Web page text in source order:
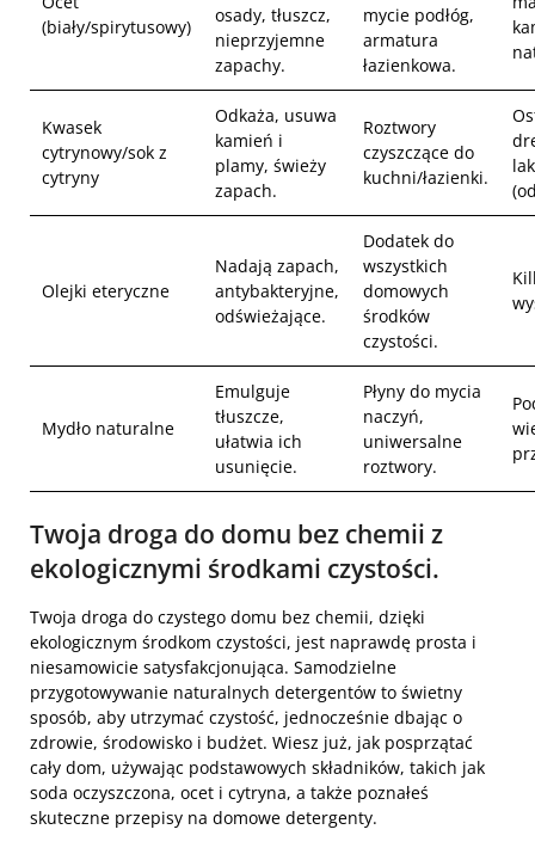
(biały/spirytusowy)
osady, tłuszcz,
nieprzyjemne
zapachy.
mycie podłóg,
armatura
łazienkowa.
Kwasek
cytrynowy/sok z
cytryny
Odkaża, usuwa
kamień i
plamy, świeży
zapach.
Roztwory
czyszczące do
kuchni/łazienki.
Olejki eteryczne
Nadają zapach,
antybakteryjne,
odświeżające.
Dodatek do
wszystkich
domowych
środków
czystości.
Mydło naturalne
Emulguje
tłuszcze,
ułatwia ich
usunięcie.
Płyny do mycia
naczyń,
uniwersalne
roztwory.
Twoja droga do domu bez chemii z
ekologicznymi środkami czystości.
Twoja droga do czystego domu bez chemii, dzięki
ekologicznym środkom czystości, jest naprawdę prosta i
niesamowicie satysfakcjonująca. Samodzielne
przygotowywanie naturalnych detergentów to świetny
sposób, aby utrzymać czystość, jednocześnie dbając o
zdrowie, środowisko i budżet. Wiesz już, jak posprzątać
cały dom, używając podstawowych składników, takich jak
soda oczyszczona, ocet i cytryna, a także poznałeś
skuteczne przepisy na domowe detergenty.